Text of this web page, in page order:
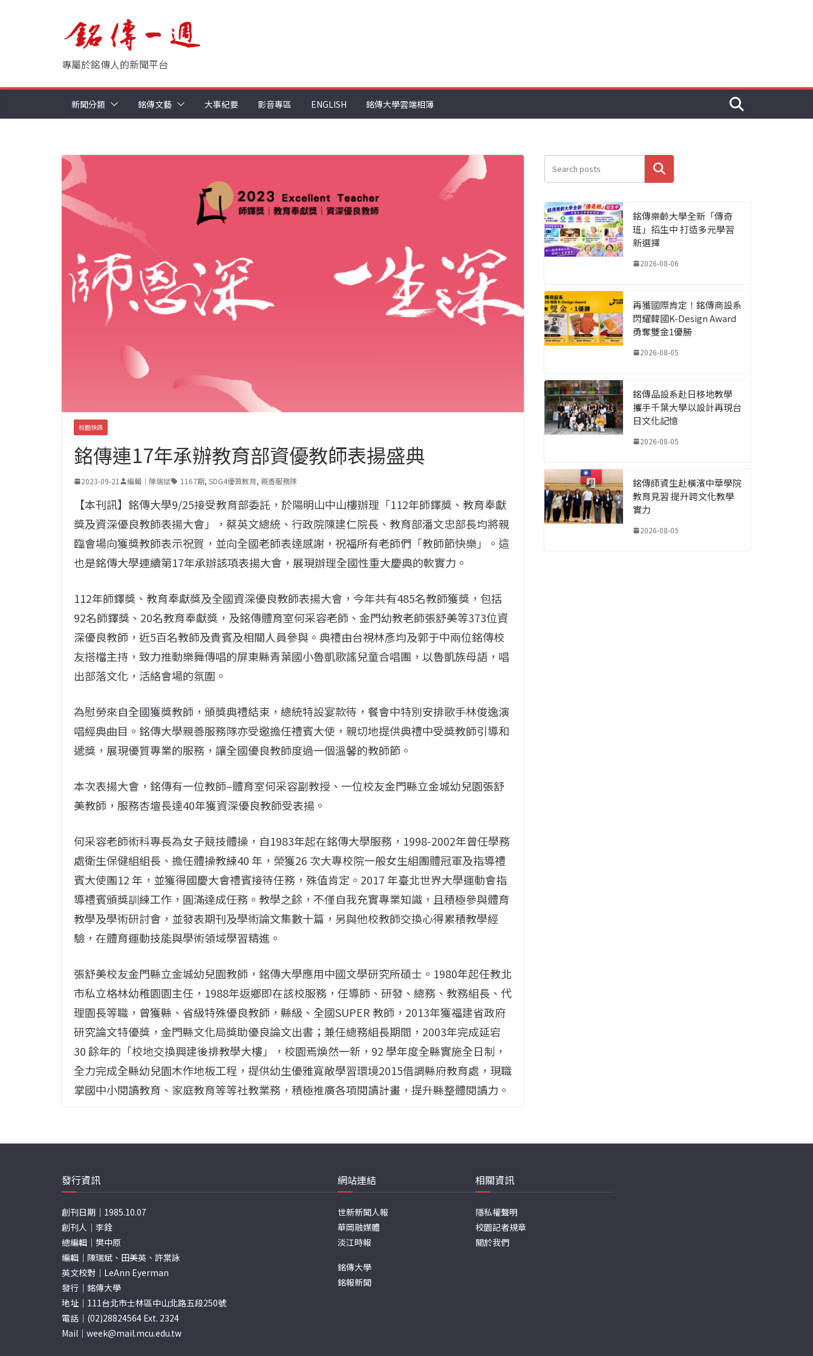
專屬於銘傳人的新聞平台
新聞分類 銘傳文藝 大事紀要 影音專區 ENGLISH 銘傳大學雲端相簿
校園快訊
銘傳連17年承辦教育部資優教師表揚盛典
2023-09-21 編輯｜陳瑞斌 1167期, SDG4優質教育, 親善服務隊
【本刊訊】銘傳大學9/25接受教育部委託，於陽明山中山樓辦理「112年師鐸獎、教育奉獻
獎及資深優良教師表揚大會」，蔡英文總統、行政院陳建仁院長、教育部潘文忠部長均將親
臨會場向獲獎教師表示祝賀，並向全國老師表達感謝，祝福所有老師們「教師節快樂」。這
也是銘傳大學連續第17年承辦該項表揚大會，展現辦理全國性重大慶典的軟實力。
112年師鐸獎、教育奉獻獎及全國資深優良教師表揚大會，今年共有485名教師獲獎，包括
92名師鐸獎、20名教育奉獻獎，及銘傳體育室何采容老師、金門幼教老師張舒美等373位資
深優良教師，近5百名教師及貴賓及相關人員參與。典禮由台視林彥均及郭于中兩位銘傳校
友搭檔主持，致力推動樂舞傳唱的屏東縣青葉國小魯凱歌謠兒童合唱團，以魯凱族母語，唱
出部落文化，活絡會場的氛圍。
為慰勞來自全國獲獎教師，頒獎典禮結束，總統特設宴款待，餐會中特別安排歌手林俊逸演
唱經典曲目。銘傳大學親善服務隊亦受邀擔任禮賓大使，親切地提供典禮中受獎教師引導和
遞獎，展現優質專業的服務，讓全國優良教師度過一個溫馨的教師節。
本次表揚大會，銘傳有一位教師–體育室何采容副教授、一位校友金門縣立金城幼兒園張舒
美教師，服務杏壇長達40年獲資深優良教師受表揚。
何采容老師術科專長為女子競技體操，自1983年起在銘傳大學服務，1998-2002年曾任學務
處衛生保健組組長、擔任體操教練40 年，榮獲26 次大專校院一般女生組團體冠軍及指導禮
賓大使團12 年，並獲得國慶大會禮賓接待任務，殊值肯定。2017 年臺北世界大學運動會指
導禮賓頒獎訓練工作，圓滿達成任務。教學之餘，不僅自我充實專業知識，且積極參與體育
教學及學術研討會，並發表期刊及學術論文集數十篇，另與他校教師交換心得累積教學經
驗，在體育運動技能與學術領域學習精進。
張舒美校友金門縣立金城幼兒園教師，銘傳大學應用中國文學研究所碩士。1980年起任教北
市私立格林幼稚園園主任，1988年返鄉即在該校服務，任導師、研發、總務、教務組長、代
理園長等職，曾獲縣、省級特殊優良教師，縣級、全國SUPER 教師，2013年獲福建省政府
研究論文特優獎，金門縣文化局獎助優良論文出書；兼任總務組長期間，2003年完成延宕
30 餘年的「校地交換興建後排教學大樓」，校園焉煥然一新，92 學年度全縣實施全日制，
全力完成全縣幼兒園木作地板工程，提供幼生優雅寬敞學習環境2015借調縣府教育處，現職
掌國中小閱讀教育、家庭教育等等社教業務，積極推廣各項閱讀計畫，提升縣整體閱讀力。
搜尋
銘傳樂齡大學全新「傳奇
班」招生中 打造多元學習
新選擇
2026-08-06
再獲國際肯定！銘傳商設系
閃耀韓國K-Design Award
勇奪雙金1優勝
2026-08-05
銘傳品設系赴日移地教學
攜手千葉大學以設計再現台
日文化記憶
2026-08-05
銘傳師資生赴橫濱中華學院
教育見習 提升跨文化教學
實力
2026-08-05
發行資訊
創刊日期｜1985.10.07
創刊人｜李銓
總編輯｜樊中原
編輯｜陳瑞斌、田美英、許棠詠
英文校對｜LeAnn Eyerman
發行｜銘傳大學
地址｜111台北市士林區中山北路五段250號
電話｜(02)28824564 Ext. 2324
Mail｜ week@mail.mcu.edu.tw
網站連結
世新新聞人報
華岡融媒體
淡江時報
銘傳大學
銘報新聞
相關資訊
隱私權聲明
校園記者規章
關於我們